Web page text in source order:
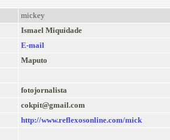
mickey
Ismael Miquidade
E-mail
Maputo
fotojornalista
cokpit@gmail.com
http://www.reflexosonline.com/mick